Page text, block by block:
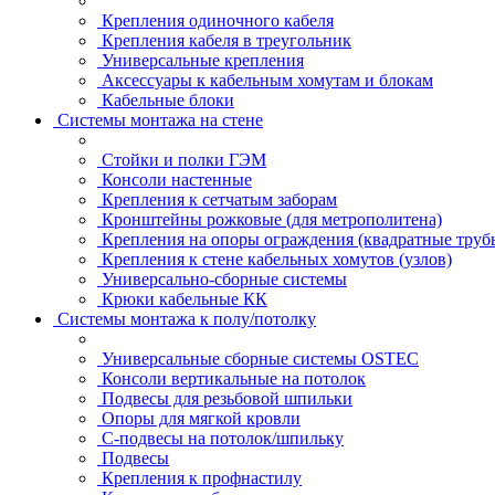
Крепления одиночного кабеля
Крепления кабеля в треугольник
Универсальные крепления
Аксессуары к кабельным хомутам и блокам
Кабельные блоки
Системы монтажа на стене
Стойки и полки ГЭМ
Консоли настенные
Крепления к сетчатым заборам
Кронштейны рожковые (для метрополитена)
Крепления на опоры ограждения (квадратные
Крепления к стене кабельных хомутов (узлов)
Универсально-сборные системы
Крюки кабельные КК
Системы монтажа к полу/потолку
Универсальные сборные системы OSTEC
Консоли вертикальные на потолок
Подвесы для резьбовой шпильки
Опоры для мягкой кровли
С-подвесы на потолок/шпильку
Подвесы
Крепления к профнастилу